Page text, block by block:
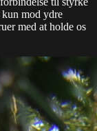
mod ydre
med at holde os